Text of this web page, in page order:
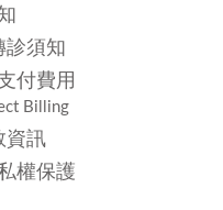
診須知
付費用
Billing
資訊
權保護